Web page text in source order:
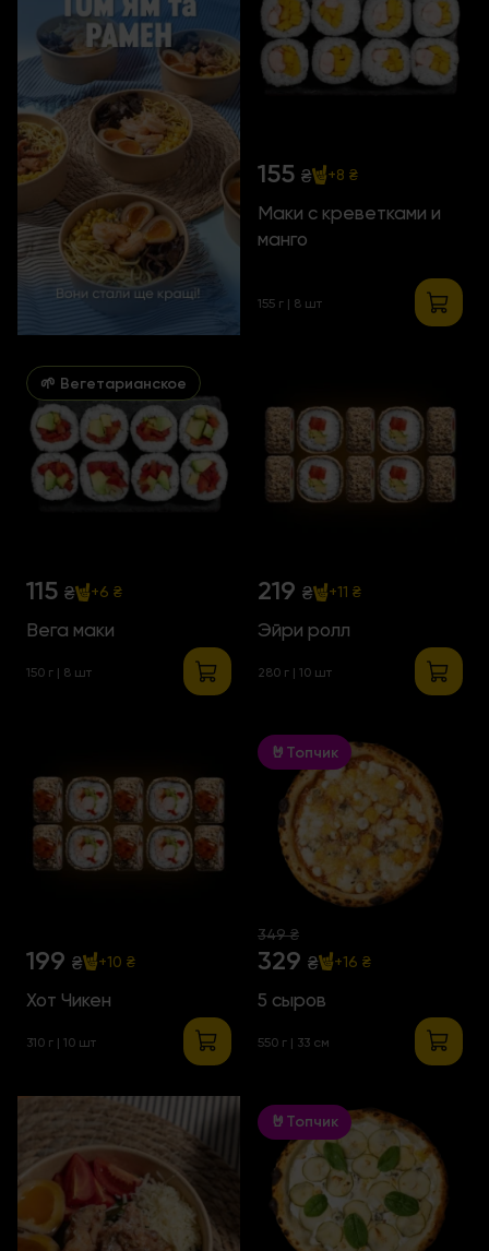
155 ₴ +8 ₴
Маки с креветками и
манго
155 г | 8 шт
🌱 Вегетарианское
115 ₴ +6 ₴
Вега маки
150 г | 8 шт
219 ₴ +11 ₴
Эйри ролл
280 г | 10 шт
199 ₴ +10 ₴
Хот Чикен
310 г | 10 шт
🤘Топчик
349 ₴
329 ₴ +16 ₴
5 сыров
550 г | 33 см
🤘Топчик